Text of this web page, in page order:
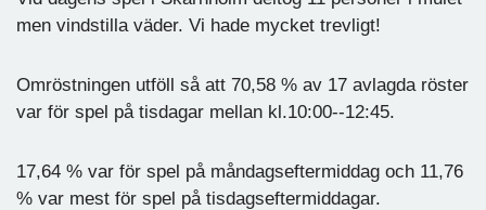
men vindstilla väder. Vi hade mycket trevligt!
Omröstningen utföll så att 70,58 % av 17 avlagda röster
var för spel på tisdagar mellan kl.10:00--12:45.
17,64 % var för spel på måndagseftermiddag och 11,76
% var mest för spel på tisdagseftermiddagar.